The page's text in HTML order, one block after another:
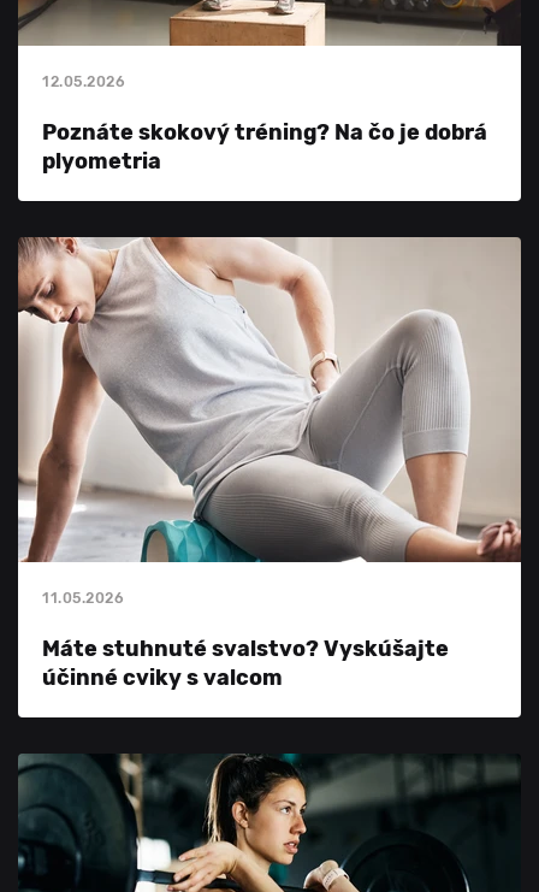
12.05.2026
Poznáte skokový tréning? Na čo je dobrá
plyometria
11.05.2026
Máte stuhnuté svalstvo? Vyskúšajte
účinné cviky s valcom